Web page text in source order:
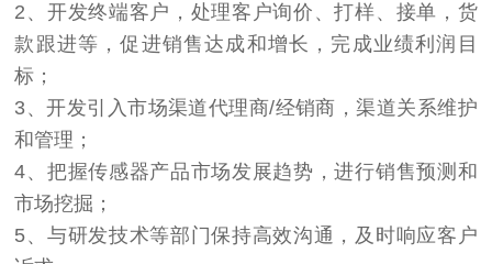
2、开发终端客户，处理客户询价、打样、接单，货
款跟进等，促进销售达成和增长，完成业绩利润目
标；
3、开发引入市场渠道代理商/经销商，渠道关系维护
和管理；
4、把握传感器产品市场发展趋势，进行销售预测和
市场挖掘；
5、与研发技术等部门保持高效沟通，及时响应客户